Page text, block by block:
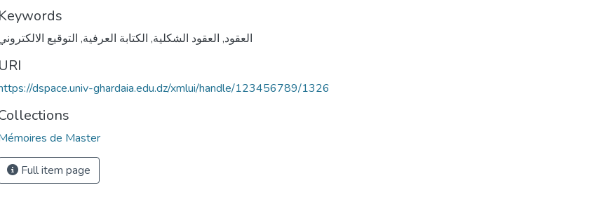
Keywords
العقود, العقود الشكلية, الكتابة العرفية, التوقيع
URI
dspace.univ-ghardaia.edu.dz/xmlui/handle/123456789/1326
de Master
Full item page